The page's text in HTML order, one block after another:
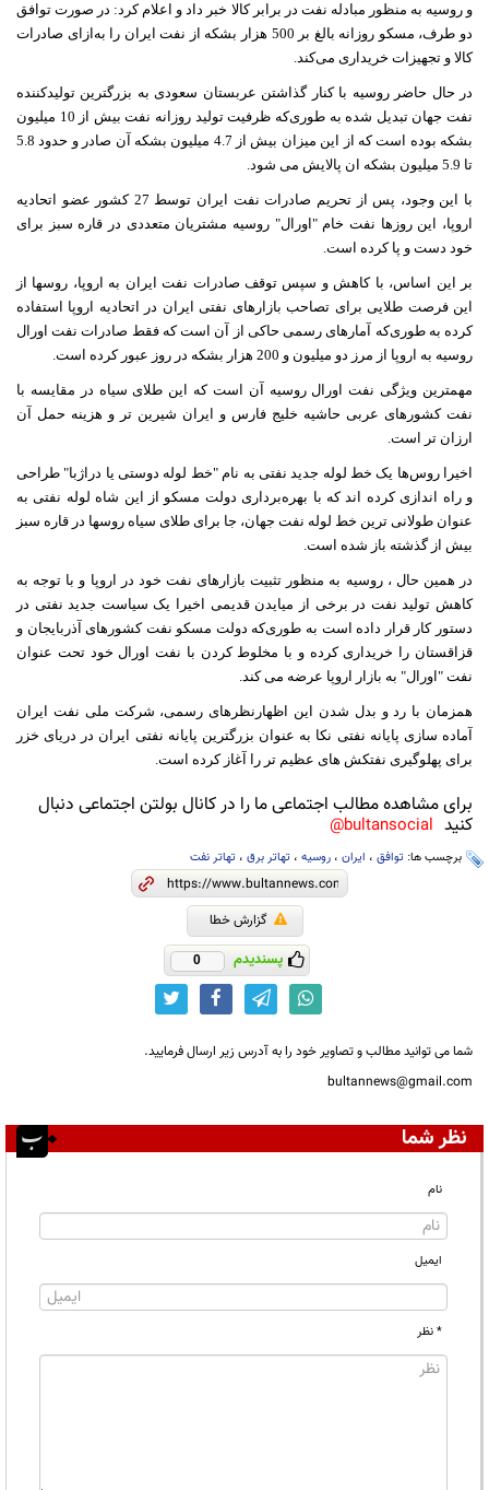
و روسیه به منظور مبادله نفت در برابر کالا خبر داد و اعلام کرد: در صورت توافق
دو طرف، مسکو روزانه بالغ بر 500 هزار بشکه از نفت ایران را به‌ازای صادرات
کالا و تجهیزات خریداری می‌کند.
در حال حاضر روسیه با کنار گذاشتن عربستان سعودی به بزرگترین تولیدکننده
نفت جهان تبدیل شده به طوری‌که ظرفیت تولید روزانه نفت بیش از 10 میلیون
بشکه بوده است که از این میزان بیش از 4.7 میلیون بشکه آن صادر و حدود 5.8
تا 5.9 میلیون بشکه ان پالایش می شود.
با این وجود، پس از تحریم صادرات نفت ایران توسط 27 کشور عضو اتحادیه
اروپا، این روزها نفت خام "اورال" روسیه مشتریان متعددی در قاره سبز برای
خود دست و پا کرده است.
بر این اساس، با کاهش و سپس توقف صادرات نفت ایران به اروپا، روسها از
این فرصت طلایی برای تصاحب بازارهای نفتی ایران در اتحادیه اروپا استفاده
کرده به طوری‌که آمارهای رسمی حاکی از آن است که فقط صادرات نفت اورال
روسیه به اروپا از مرز دو میلیون و 200 هزار بشکه در روز عبور کرده است.
مهمترین ویژگی نفت اورال روسیه آن است که این طلای سیاه در مقایسه با
نفت کشورهای عربی حاشیه خلیج فارس و ایران شیرین تر و هزینه حمل آن
ارزان تر است.
اخیرا روس‌ها یک خط لوله جدید نفتی به نام "خط لوله دوستی یا دراژبا" طراحی
و راه اندازی کرده اند که با بهره‌برداری دولت مسکو از این شاه لوله نفتی به
عنوان طولانی ترین خط لوله نفت جهان، جا برای طلای سیاه روسها در قاره سبز
بیش از گذشته باز شده است.
در همین حال ، روسیه به منظور تثبیت بازارهای نفت خود در اروپا و با توجه به
کاهش تولید نفت در برخی از میایدن قدیمی اخیرا یک سیاست جدید نفتی در
دستور کار قرار داده است به طوری‌که دولت مسکو نفت کشورهای آذربایجان و
قزاقستان را خریداری کرده و با مخلوط کردن با نفت اورال خود تحت عنوان
نفت "اورال" به بازار اروپا عرضه می کند.
همزمان با رد و بدل شدن این اظهارنظرهای رسمی، شرکت ملی نفت ایران
آماده سازی پایانه نفتی نکا به عنوان بزرگترین پایانه نفتی ایران در دریای خزر
برای پهلوگیری نفتکش های عظیم تر را آغاز کرده است.
برای مشاهده مطالب اجتماعی ما را در کانال بولتن اجتماعی دنبال
کنید bultansocial@
برچسب ها: توافق ، ایران ، روسیه ، تهاتر برق ، تهاتر نفت
گزارش خطا
پسندیدم 0
شما می توانید مطالب و تصاویر خود را به آدرس زیر ارسال فرمایید.
bultannews@gmail.com
نظر شما
نام
ایمیل
* نظر